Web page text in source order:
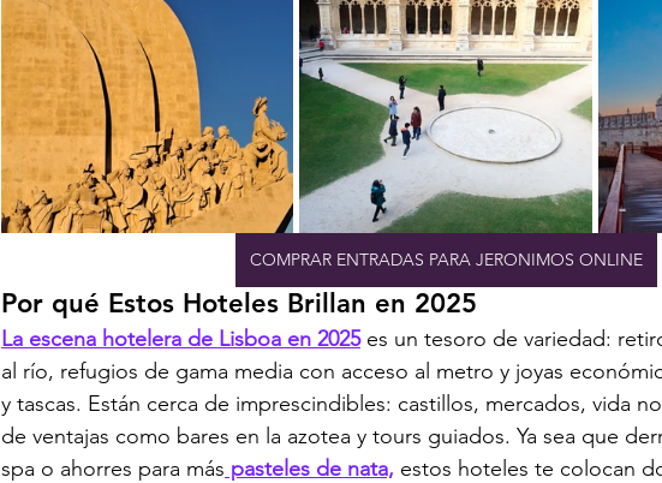
COMPRAR ENTRADAS PARA JERONIMOS ONLINE
Por qué Estos Hoteles Brillan en 2025
La escena hotelera de Lisboa en 2025 es un tesoro de variedad:
al río, refugios de gama media con acceso al metro y joyas
y tascas. Están cerca de imprescindibles: castillos, mercados, vida
de ventajas como bares en la azotea y tours guiados. Ya sea que
spa o ahorres para más pasteles de nata, estos hoteles te colocan